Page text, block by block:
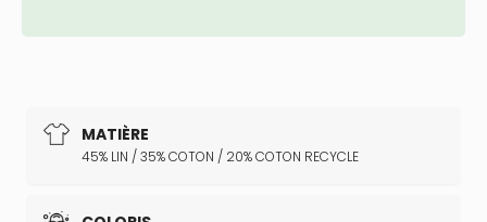
MATIÈRE
45% LIN / 35% COTON / 20% COTON RECYCLE